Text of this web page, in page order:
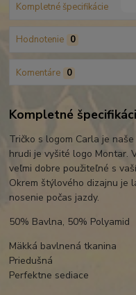
Kompletné špecifikácie
Hodnotenie 0
Komentáre 0
Kompletné
Tričko s logom Carla je
hrudi je vyšité logo Montar.
veľmi dobre použiteľné s
Okrem štýlového dizajnu je
nosenie počas jazdy.
50% Bavlna, 50% Polyamid
Mäkká bavlnená tkanina
Priedušná
Perfektne sediace